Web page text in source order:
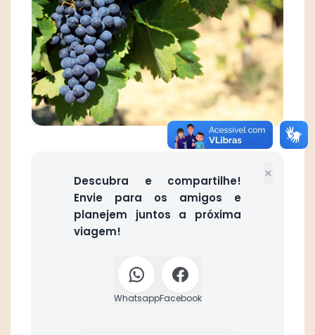
×
Descubra e compartilhe!
Envie para os amigos e
planejem juntos a próxima
viagem!
WhatsappFacebook